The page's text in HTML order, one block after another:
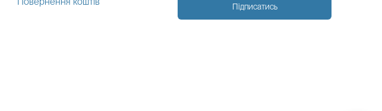
Підписатись